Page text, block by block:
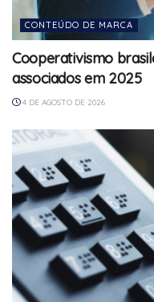
CONTEÚDO DE MARCA
Cooperativismo
associados em 2025
4 DE AGOSTO DE 2026